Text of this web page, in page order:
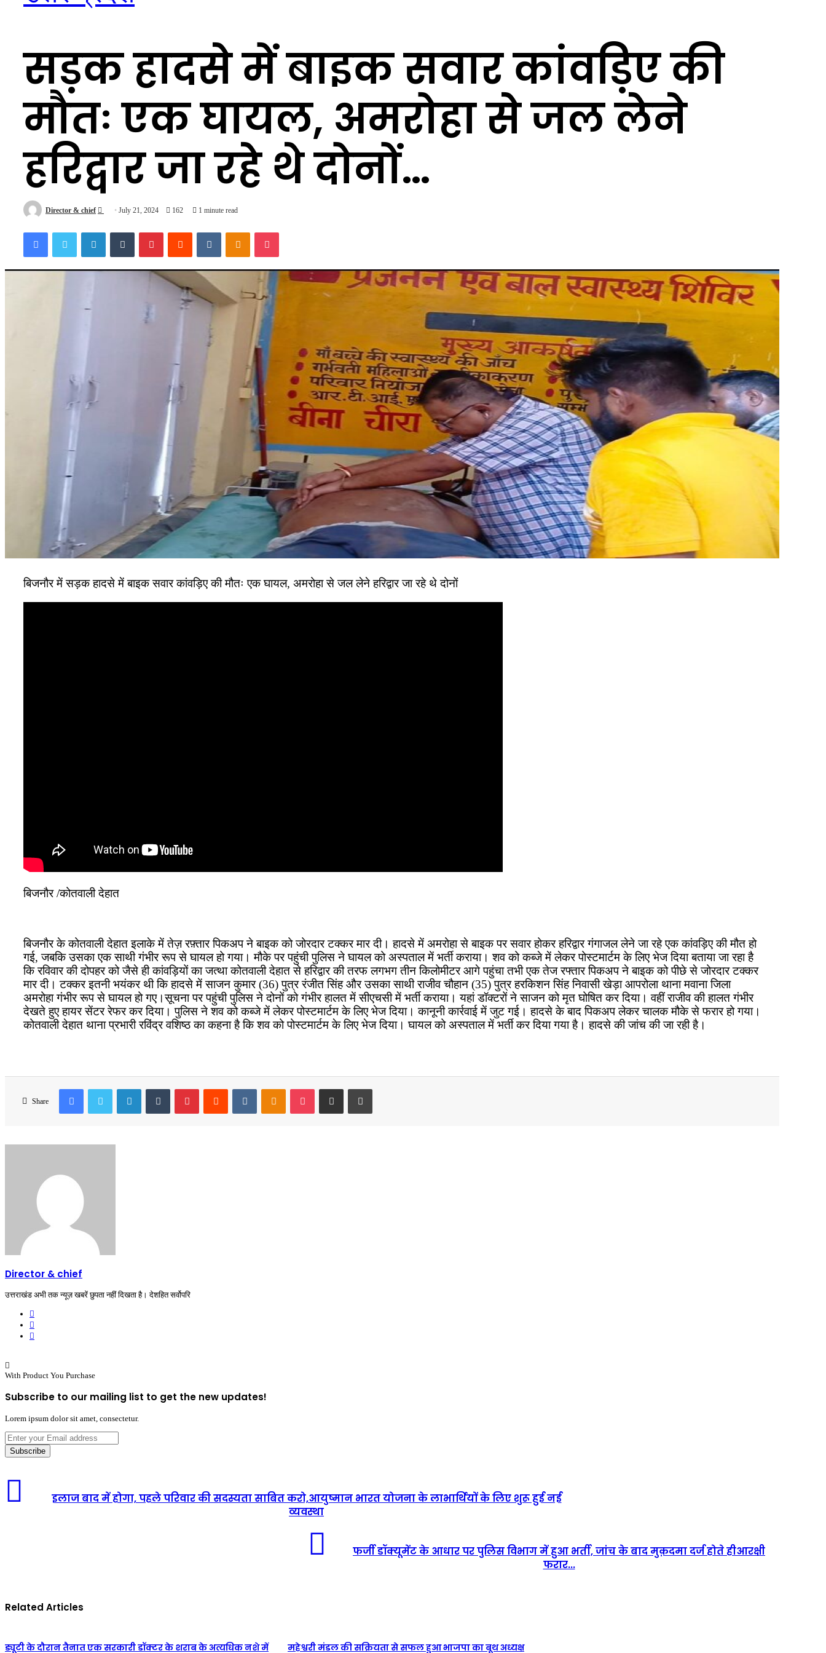
सड़क हादसे में बाइक सवार कांवड़िए की
मौतः एक घायल, अमरोहा से जल लेने
हरिद्वार जा रहे थे दोनों…
Director & chief
Send July 21, 2024 162 1 minute read
FacebookTwitter LinkedInTumblr PinterestReddit VKontakteOdnoklassniki
Pocket
बिजनौर में सड़क हादसे में बाइक सवार कांवड़िए की मौतः एक घायल, अमरोहा से जल लेने हरिद्वार जा रहे थे दोनों
बिजनौर /कोतवाली देहात
बिजनौर के कोतवाली देहात इलाके में तेज़ रफ़्तार पिकअप ने बाइक को जोरदार टक्कर मार दी। हादसे में अमरोहा से बाइक पर सवार होकर हरिद्वार गंगाजल लेने जा रहे एक कांवड़िए की मौत हो
गई, जबकि उसका एक साथी गंभीर रूप से घायल हो गया। मौके पर पहुंची पुलिस ने घायल को अस्पताल में भर्ती कराया। शव को कब्जे में लेकर पोस्टमार्टम के लिए भेज दिया बताया जा रहा है
कि रविवार की दोपहर को जैसे ही कांवड़ियों का जत्था कोतवाली देहात से हरिद्वार की तरफ लगभग तीन किलोमीटर आगे पहुंचा तभी एक तेज रफ्तार पिकअप ने बाइक को पीछे से जोरदार टक्कर
मार दी। टक्कर इतनी भयंकर थी कि हादसे में साजन कुमार (36) पुत्र रंजीत सिंह और उसका साथी राजीव चौहान (35) पुत्र हरकिशन सिंह निवासी खेड़ा आपरोला थाना मवाना जिला
अमरोहा गंभीर रूप से घायल हो गए।सूचना पर पहुंची पुलिस ने दोनों को गंभीर हालत में सीएचसी में भर्ती कराया। यहां डॉक्टरों ने साजन को मृत घोषित कर दिया। वहीं राजीव की हालत गंभीर
देखते हुए हायर सेंटर रेफर कर दिया। पुलिस ने शव को कब्जे में लेकर पोस्टमार्टम के लिए भेज दिया। कानूनी कार्रवाई में जुट गई। हादसे के बाद पिकअप लेकर चालक मौके से फरार हो गया।
कोतवाली देहात थाना प्रभारी रविंद्र वशिष्ठ का कहना है कि शव को पोस्टमार्टम के लिए भेज दिया। घायल को अस्पताल में भर्ती कर दिया गया है। हादसे की जांच की जा रही है।
Share
FacebookTwitter LinkedInTumblr PinterestReddit VKontakteOdnoklassniki
Pocket Share via Email Print
Director & chief
उत्तराखंड अभी तक न्यूज़ खबरें छुपता नहीं दिखता है। देशहित सर्वोपरि
With Product You Purchase
Subscribe to our mailing list to get the new updates!
Lorem ipsum dolor sit amet, consectetur.
Enter
your
Email
इलाज बाद में होगा, पहले परिवार की सदस्यता साबित करो,आयुष्मान भारत योजना के लाभार्थियों के लिए शुरू हुई नई
व्यवस्था
फर्जी डॉक्यूमेंट के आधार पर पुलिस विभाग में हुआ भर्ती, जांच के बाद मुक़दमा दर्ज होते हीआरक्षी
फरार...
Related Articles
ड्यूटी के दौरान तैनात एक सरकारी डॉक्टर के शराब के अत्यधिक नशे में
महेश्वरी मंडल की सक्रियता से सफल हुआ भाजपा का बूथ अध्यक्ष